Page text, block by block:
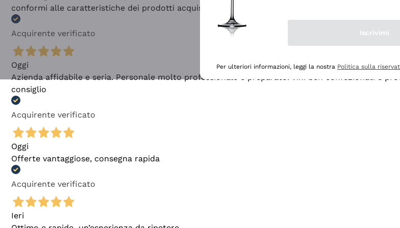
conformi alle caratteristiche dei prodotti acquistati
Acquirente verificato
Oggi
Azienda affidabile e seria. Personale molto professionale e preparato. Vini ben confezionati e
consiglio
Acquirente verificato
Oggi
Offerte vantaggiose, consegna rapida
Acquirente verificato
Ieri
Iscrivimi
Per ulteriori informazioni, leggi la nostra Politica sulla